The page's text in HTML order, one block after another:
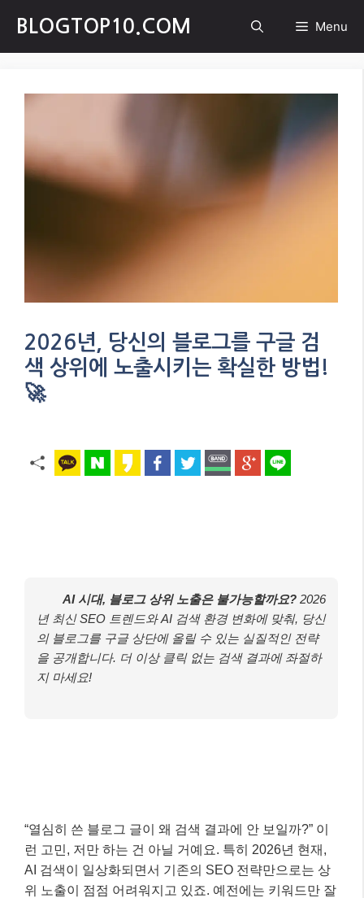
content
BLOGTOP10.COM Menu
2026년, 당신의 블로그를 구글 검
색 상위에 노출시키는 확실한 방법!
🚀
AI 시대, 블로그 상위 노출은 불가능할까요? 2026
년 최신 SEO 트렌드와 AI 검색 환경 변화에 맞춰, 당신
의 블로그를 구글 상단에 올릴 수 있는 실질적인 전략
을 공개합니다. 더 이상 클릭 없는 검색 결과에 좌절하
지 마세요!
“열심히 쓴 블로그 글이 왜 검색 결과에 안 보일까?” 이
런 고민, 저만 하는 건 아닐 거예요. 특히 2026년 현재,
AI 검색이 일상화되면서 기존의 SEO 전략만으로는 상
위 노출이 점점 어려워지고 있죠. 예전에는 키워드만 잘